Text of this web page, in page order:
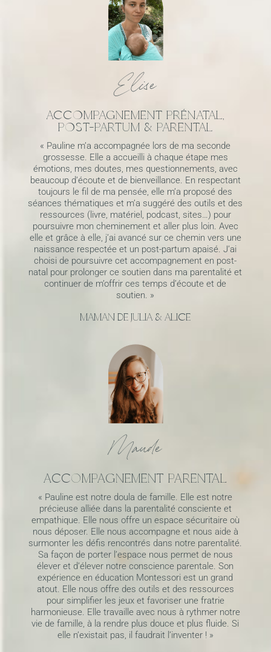
Elise
ACCOMPAGNEMENT PRÉNATAL,
POST-PARTUM & PARENTAL
« Pauline m’a accompagnée lors de ma seconde
grossesse. Elle a accueilli à chaque étape mes
émotions, mes doutes, mes questionnements, avec
beaucoup d’écoute et de bienveillance. En respectant
toujours le fil de ma pensée, elle m’a proposé des
séances thématiques et m’a suggéré des outils et des
ressources (livre, matériel, podcast, sites…) pour
poursuivre mon cheminement et aller plus loin. Avec
elle et grâce à elle, j’ai avancé sur ce chemin vers une
naissance respectée et un post-partum apaisé.J’ai
choisi de poursuivre cet accompagnement en post-
natal pour prolonger ce soutien dans ma parentalité et
continuer de m’offrir ces temps d’écoute et de
soutien. »
MAMAN DE JULIA & ALICE
Maude
ACCOMPAGNEMENT PARENTAL
« Pauline est notre doula de famille. Elle est notre
précieuse alliée dans la parentalité consciente et
empathique. Elle nous offre un espace sécuritaire où
nous déposer. Elle nous accompagne et nous aide à
surmonter les défis rencontrés dans notre parentalité.
Sa façon de porter l’espace nous permet de nous
élever et d’élever notre conscience parentale. Son
expérience en éducation Montessori est un grand
atout. Elle nous offre des outils et des ressources
pour simplifier les jeux et favoriser une fratrie
harmonieuse. Elle travaille avec nous à rythmer notre
vie de famille, à la rendre plus douce et plus fluide.Si
elle n’existait pas, il faudrait l’inventer ! »